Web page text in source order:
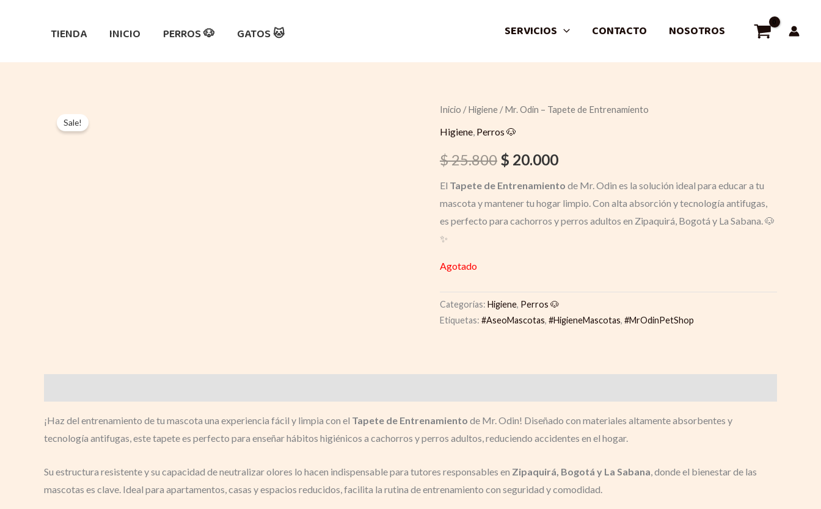
TIENDA INICIO PERROS 🐶 GATOS 🐱 SERVICIOS CONTACTO NOSOTROS
Sale!
Inicio /Higiene / Mr. Odin – Tapete de Entrenamiento
Higiene Perros 🐶
$25.800
Original
price
was:
$ 25.800.
$ 20.000
Current
is:
$ 20.000.
El Tapete de Entrenamiento de Mr. Odin es la solución ideal para educar a tu
mascota y mantener tu hogar limpio. Con alta absorción y tecnología antifugas,
es perfecto para cachorros y perros adultos en Zipaquirá, Bogotá y La Sabana. 🐶
✨
Agotado
Categorías: Higiene, Perros 🐶
Etiquetas: #AseoMascotas, #HigieneMascotas, #MrOdinPetShop
¡Haz del entrenamiento de tu mascota una experiencia fácil y limpia con el Tapete de Entrenamiento de Mr. Odin! Diseñado con materiales altamente absorbentes y
tecnología antifugas, este tapete es perfecto para enseñar hábitos higiénicos a cachorros y perros adultos, reduciendo accidentes en el hogar.
Su estructura resistente y su capacidad de neutralizar olores lo hacen indispensable para tutores responsables en Zipaquirá, Bogotá y La Sabana, donde el bienestar de las
mascotas es clave. Ideal para apartamentos, casas y espacios reducidos, facilita la rutina de entrenamiento con seguridad y comodidad.